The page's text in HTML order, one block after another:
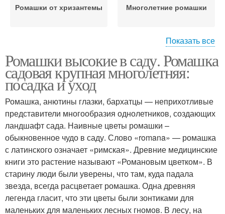
Ромашки от хризантемы Многолетние ромашки
Ромашки с фото Настоящие ромашки
Показать все
Ромашки высокие в саду. Ромашка
садовая крупная многолетняя:
посадка и уход
Ромашка, анютины глазки, бархатцы — неприхотливые
представители многообразия однолетников, создающих
ландшафт сада. Наивные цветы ромашки –
обыкновенное чудо в саду. Слово «romana» — ромашка
с латинского означает «римская». Древние медицинские
книги это растение называют «Романовым цветком». В
старину люди были уверены, что там, куда падала
звезда, всегда расцветает ромашка. Одна древняя
легенда гласит, что эти цветы были зонтиками для
маленьких для маленьких лесных гномов. В лесу, на